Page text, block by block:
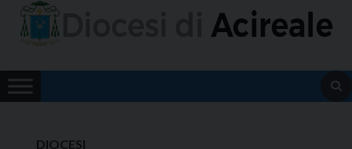
Skip
DIOCESI